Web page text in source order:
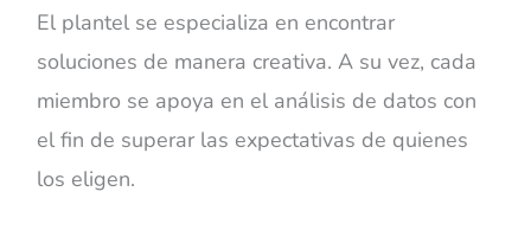
El plantel se especializa en encontrar
soluciones de manera creativa. A su vez, cada
miembro se apoya en el análisis de datos con
el fin de superar las expectativas de quienes
los eligen.